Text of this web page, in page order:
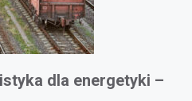
dla energetyki –